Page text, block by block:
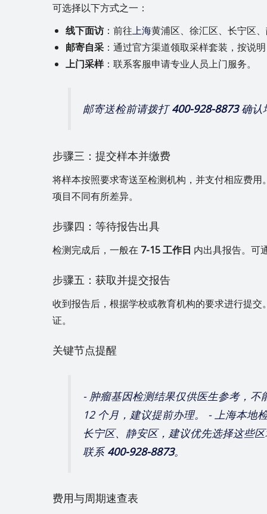
可选择以下方式之一：
线下面访：前往上海黄浦区、徐汇区、长宁区
邮寄自采 ：通过官方渠道领取采样套装，按说
上门采样：联系客服申请专业人员上门服务。
邮寄送检前请拨打400-928-8873确认
步骤三：提交样本并缴费
将样本按照要求寄送至检测机构，并支付相应费
项目不同有所差异。
步骤四：等待报告出具
检测完成后，一般在 7-15 工作日 内出具报告。可
步骤五：获取并提交报告
收到报告后，根据学校或教育机构的要求进行提
证。
关键节点提醒
- 肿瘤基因检测结果仅供医生参考，
12 个月，建议提前办理。 - 上海本地
长宁区、静安区，建议优先选择这些
联系 400-928-8873。
费用与周期速查表